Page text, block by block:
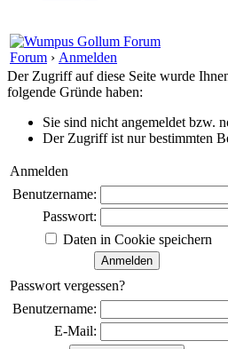
Forum › Anmelden
Der Zugriff auf diese Seite wurde
folgende Gründe haben:
Sie sind nicht angemeldet bzw.
Der Zugriff ist nur bestimmten
Anmelden
Benutzername:
Passwort:
Daten in Cookie speichern
Passwort vergessen?
Benutzername:
E-Mail: